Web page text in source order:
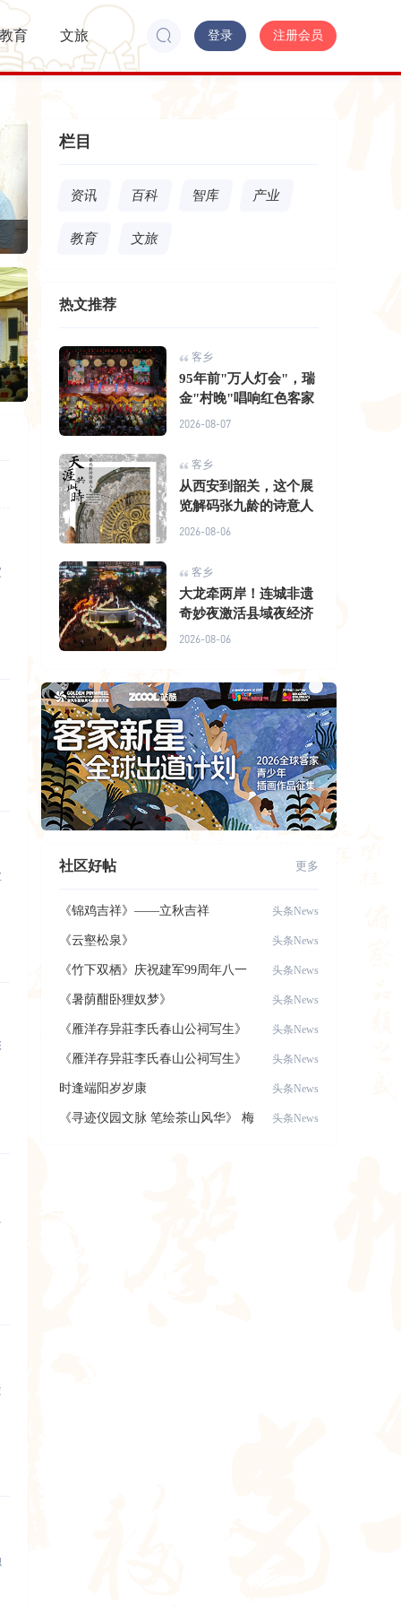
教育 文旅 登录 注册会员
风灾区
栏目
资讯 百科 智库 产业
教育 文旅
热文推荐
客乡
95年前"万人灯会"，瑞
金"村晚"唱响红色客家
2026-08-07
客乡
从西安到韶关，这个展
览解码张九龄的诗意人
2026-08-06
客乡
大龙牵两岸！连城非遗
奇妙夜激活县域夜经济
2026-08-06
社区好帖 更多
头条News
《锦鸡吉祥》——立秋吉祥
头条News
《云壑松泉》
头条News
《竹下双栖》庆祝建军99周年八一
建军节，致
头条News
《暑荫酣卧狸奴梦》
头条News
《雁洋存异莊李氏春山公祠写生》
头条News
《雁洋存异莊李氏春山公祠写生》
头条News
时逢端阳岁岁康
头条News
《寻迹仪园文脉 笔绘茶山风华》 梅